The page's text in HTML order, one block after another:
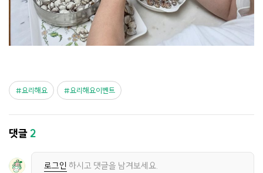
요리해요 요리해요이벤트
댓글2
로그인 하시고 댓글을 남겨보세요.